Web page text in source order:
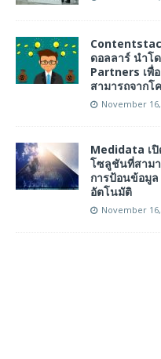
ดอลลาร์ นำโ
Partners เพื่
สามารถจากโ
November
Medidata เ
โซลูชันที่สาม
การป้อนข้อมูล
อัตโนมัติ
November